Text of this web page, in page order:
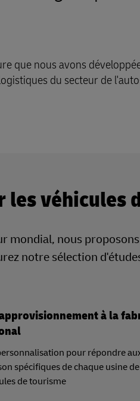
que nous avons
du secteur de
les véhicules
mondial, nous
notre sélection
à la
pour répondre
spécifiques de chaque usine
de tourisme